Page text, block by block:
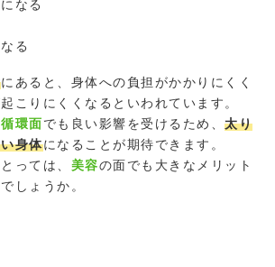
なる
る
にあると、身体への負担がかかりにくく
こりにくくなるといわれています。
循環面でも良い影響を受けるため、 太り
身体になることが期待できます。
っては、 美容の面でも大きなメリット
しょうか。